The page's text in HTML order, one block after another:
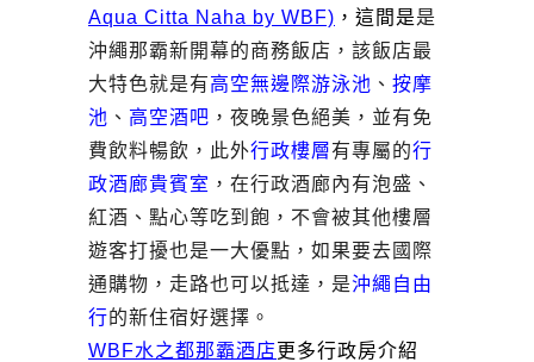
Aqua Citta Naha by WBF) ，這間是是
沖繩那霸新開幕的商務飯店，該飯店最
大特色就是有高空無邊際游泳池 、 按摩
池 、 高空酒吧 ，夜晚景色絕美，並有免
費飲料暢飲，此外行政樓層有專屬的行
政酒廊貴賓室 ，在行政酒廊內有泡盛、
紅酒、點心等吃到飽，不會被其他樓層
遊客打擾也是一大優點，如果要去國際
通購物，走路也可以抵達，是沖繩自由
行的新住宿好選擇。
WBF水之都那霸酒店更多行政房介紹